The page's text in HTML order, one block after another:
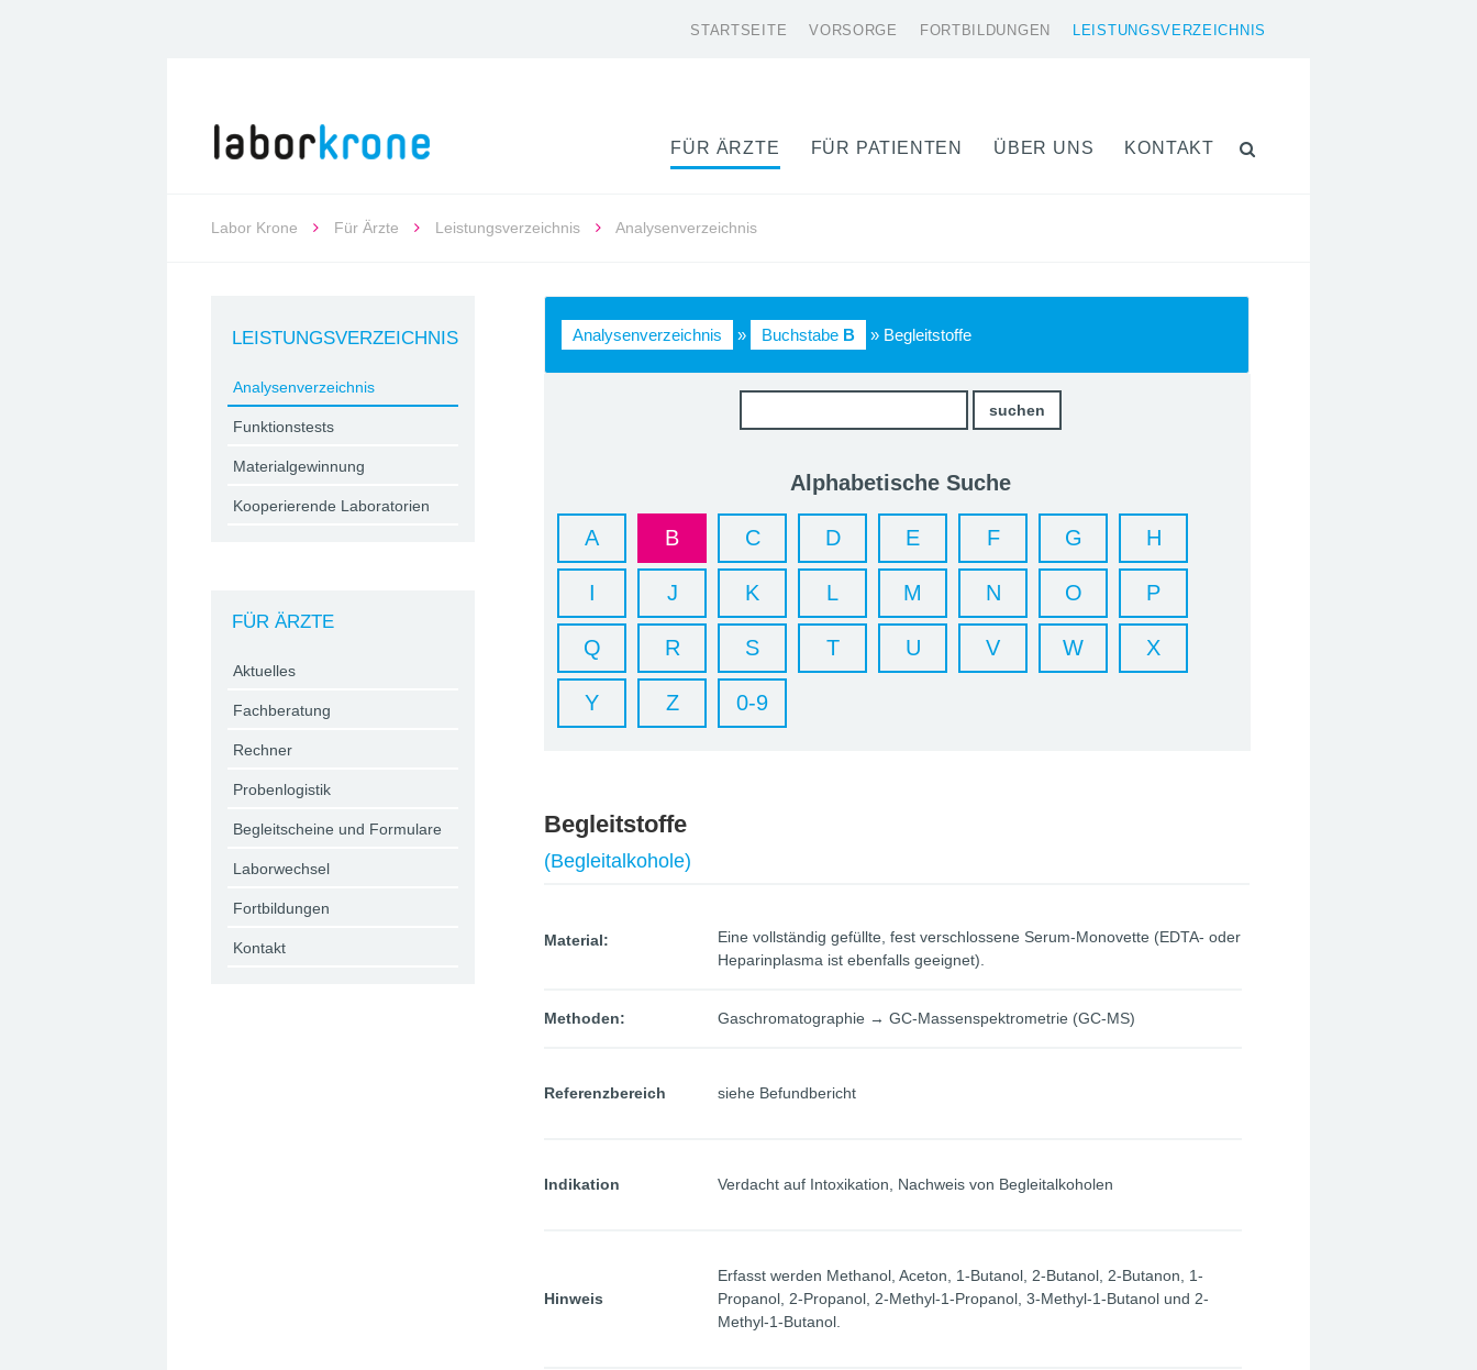
STARTSEITE VORSORGE FORTBILDUNGEN LEISTUNGSVERZEICHNIS
FÜR ÄRZTE FÜR PATIENTEN ÜBER UNS KONTAKT
Labor Krone Für Ärzte Leistungsverzeichnis Analysenverzeichnis
Analysenverzeichnis » Buchstabe B » Begleitstoffe
Alphabetische Suche
A B C D E F G H
I J K L M N O P
Q R S T U V W X
Y Z 0-9
Begleitstoffe
(Begleitalkohole)
Material:
Eine vollständig gefüllte, fest verschlossene Serum-Monovette (EDTA- oder
Heparinplasma ist ebenfalls geeignet).
Methoden: Gaschromatographie → GC-Massenspektrometrie (GC-MS)
Referenzbereich siehe Befundbericht
Indikation Verdacht auf Intoxikation, Nachweis von Begleitalkoholen
Hinweis
Erfasst werden Methanol, Aceton, 1-Butanol, 2-Butanol, 2-Butanon, 1-
Propanol, 2-Propanol, 2-Methyl-1-Propanol, 3-Methyl-1-Butanol und 2-
Methyl-1-Butanol.
LEISTUNGSVERZEICHNIS
Analysenverzeichnis
Funktionstests
Materialgewinnung
Kooperierende Laboratorien
FÜR ÄRZTE
Aktuelles
Fachberatung
Rechner
Probenlogistik
Begleitscheine und Formulare
Laborwechsel
Fortbildungen
Kontakt